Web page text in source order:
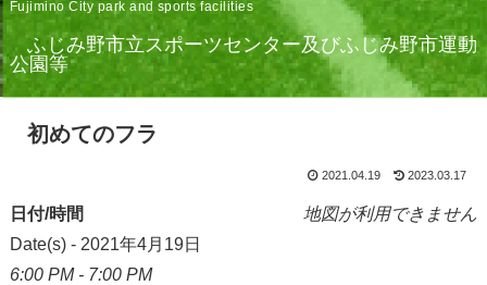
Fujimino City park and sports facilities
ふじみ野市立スポーツセンター及びふじみ野市運動
公園等
初めてのフラ
2021.04.19 2023.03.17
地図が利用できません
日付/時間
Date(s) - 2021年4月19日
6:00 PM - 7:00 PM